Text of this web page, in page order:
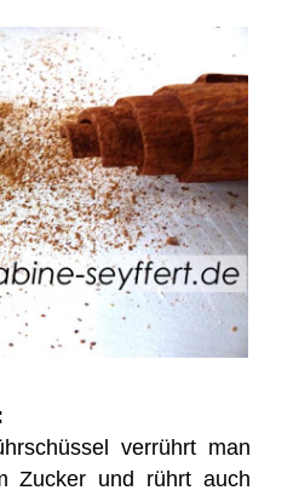
verrührt man
Zucker und rührt auch